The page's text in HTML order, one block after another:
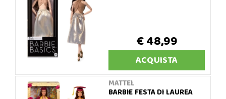
€ 48,99
ACQUISTA
MATTEL
BARBIE FESTA DI LAUREA